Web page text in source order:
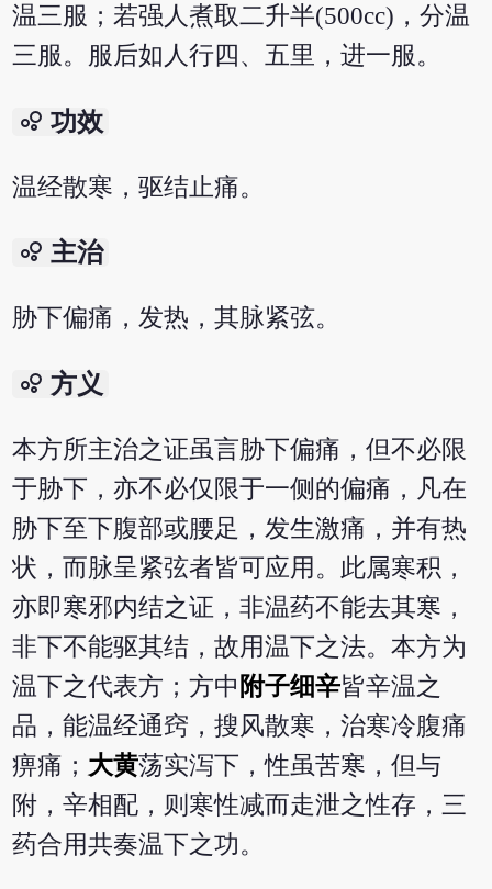
温三服；若强人煮取二升半(500cc)，分温
三服。服后如人行四、五里，进一服。
bubble_chart 功效
温经散寒，驱结止痛。
bubble_chart 主治
胁下偏痛，发热，其脉紧弦。
bubble_chart 方义
本方所主治之证虽言胁下偏痛，但不必限
于胁下，亦不必仅限于一侧的偏痛，凡在
胁下至下腹部或腰足，发生激痛，并有热
状，而脉呈紧弦者皆可应用。此属寒积，
亦即寒邪内结之证，非温药不能去其寒，
非下不能驱其结，故用温下之法。本方为
温下之代表方；方中 附子细辛皆辛温之
品，能温经通窍，搜风散寒，治寒冷腹痛
痹痛； 大黄荡实泻下，性虽苦寒，但与
附，辛相配，则寒性减而走泄之性存，三
药合用共奏温下之功。